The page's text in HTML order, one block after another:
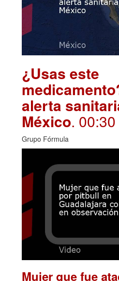
¿Usas este
alerta
México. 00:30
Grupo Fórmula
Mujer que fue